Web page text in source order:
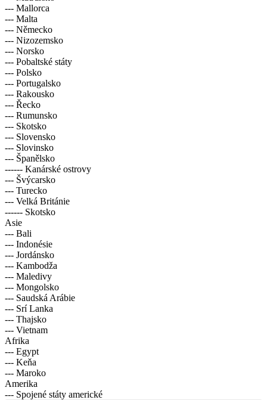
--- Mallorca
--- Malta
--- Německo
--- Nizozemsko
--- Norsko
--- Pobaltské státy
--- Polsko
--- Portugalsko
--- Rakousko
--- Řecko
--- Rumunsko
--- Skotsko
--- Slovensko
--- Slovinsko
--- Španělsko
------ Kanárské ostrovy
--- Švýcarsko
--- Turecko
--- Velká Británie
------ Skotsko
Asie
--- Bali
--- Indonésie
--- Jordánsko
--- Kambodža
--- Maledivy
--- Mongolsko
--- Saudská Arábie
--- Srí Lanka
--- Thajsko
--- Vietnam
Afrika
--- Egypt
--- Keňa
--- Maroko
Amerika
--- Spojené státy americké